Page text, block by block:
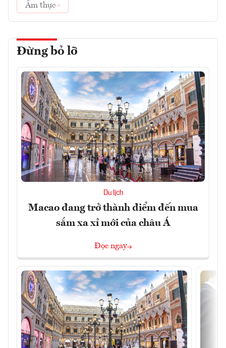
Ẩm thực
Đừng bỏ lỡ
Du lịch
Macao đang trở thành điểm đến mua
sắm xa xỉ mới của châu Á
Đọc ngay